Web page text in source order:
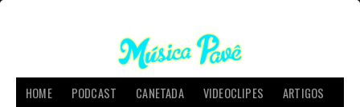
HOME PODCAST CANETADA VIDEOCLIPES
ARTIGOS